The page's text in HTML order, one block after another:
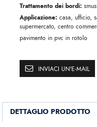
Trattamento dei bordi:
Applicazione:casa, ufficio,
supermercato, centro
pavimento in pvc in rotolo
INVIACI UN'E-MAIL
DETTAGLIO PRODOTTO